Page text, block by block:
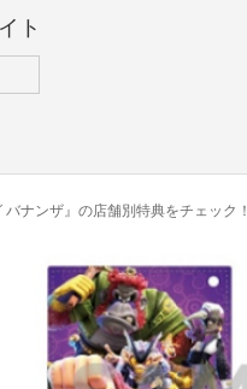
ト
ナンザ』の店舗別特典をチェック！